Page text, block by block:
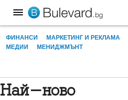
ФИНАНСИ МАРКЕТИНГ И РЕКЛАМА
МЕДИИ
МЕНИДЖМЪНТ
Най-ново